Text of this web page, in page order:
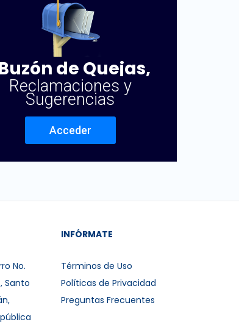
de Quejas,
Reclamaciones y
Sugerencias
Acceder
No.
Santo
INFÓRMATE
Términos de Uso
Políticas de Privacidad
Preguntas Frecuentes